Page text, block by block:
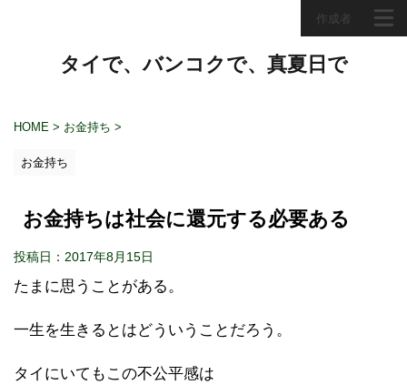
作成者
タイで、バンコクで、真夏日で
HOME > お金持ち >
お金持ち
お金持ちは社会に還元する必要ある
投稿日：2017年8月15日
たまに思うことがある。
一生を生きるとはどういうことだろう。
タイにいてもこの不公平感は